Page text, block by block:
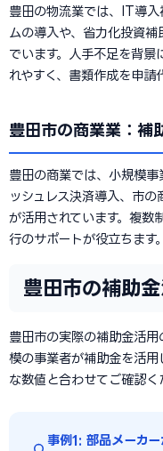
豊田の物流業では、IT導
ムの導入や、省力化投資
でいます。人手不足を背
れやすく、書類作成を申請
豊田市の商業業：補
豊田の商業では、小規模
ッシュレス決済導入、市
が活用されています。複数
行のサポートが役立ちます。
豊田市の補助
豊田市の実際の補助金活
模の事業者が補助金を活用
な数値と合わせてご確認く
事例1: 部品メーカ